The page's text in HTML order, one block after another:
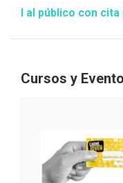
con cita previa.
Cursos y